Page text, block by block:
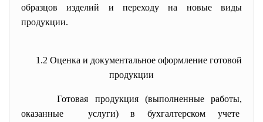
образцов изделий и переходу на новые виды
продукции.
1.2 Оценка и документальное оформление готовой
продукции
Готовая продукция (выполненные работы,
оказанные услуги) в бухгалтерском учете